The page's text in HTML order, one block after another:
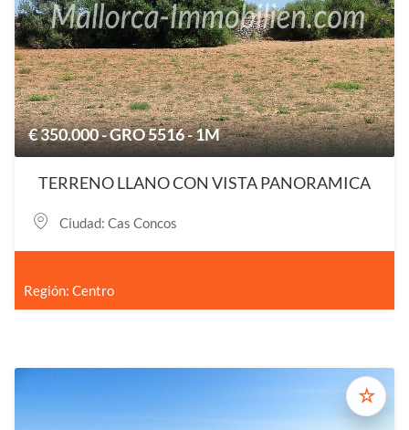
€ 350.000 - GRO 5516 - 1M
TERRENO LLANO CON VISTA PANORAMICA
Ciudad: Cas Concos
Región: Centro
☆